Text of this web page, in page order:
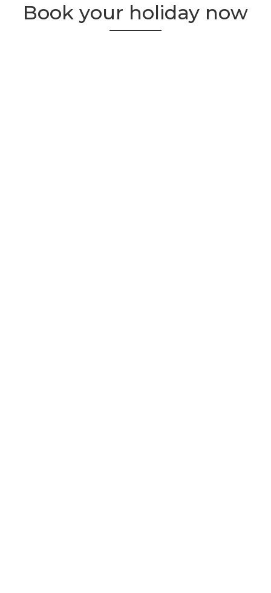
Book your holiday now